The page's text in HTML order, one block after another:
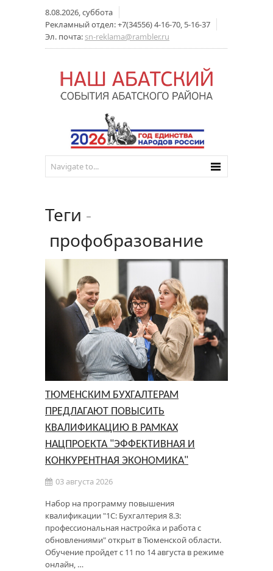
8.08.2026, суббота
Рекламный отдел: +7(34556) 4-16-70, 5-16-37
Эл. почта: sn-reklama@rambler.ru
Теги -
профобразование
ТЮМЕНСКИМ БУХГАЛТЕРАМ
ПРЕДЛАГАЮТ ПОВЫСИТЬ
КВАЛИФИКАЦИЮ В РАМКАХ
НАЦПРОЕКТА "ЭФФЕКТИВНАЯ И
КОНКУРЕНТНАЯ ЭКОНОМИКА"
03 августа 2026
Набор на программу повышения
квалификации "1С: Бухгалтерия 8.3:
профессиональная настройка и работа с
обновлениями" открыт в Тюменской области.
Обучение пройдет с 11 по 14 августа в режиме
онлайн, …